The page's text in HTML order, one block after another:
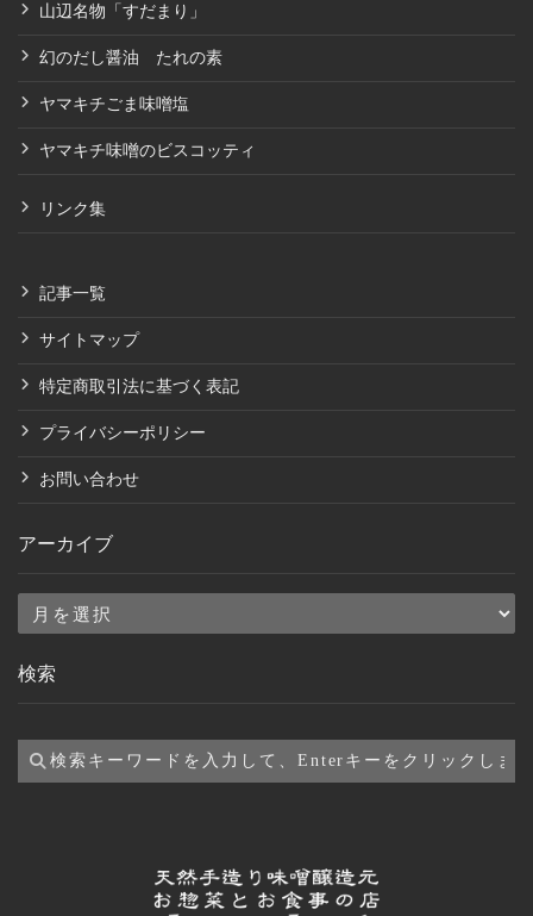
山辺名物「すだまり」
幻のだし醤油 たれの素
ヤマキチごま味噌塩
ヤマキチ味噌のビスコッティ
リンク集
記事一覧
サイトマップ
特定商取引法に基づく表記
プライバシーポリシー
お問い合わせ
アーカイブ
ア
カ
ブ
検索